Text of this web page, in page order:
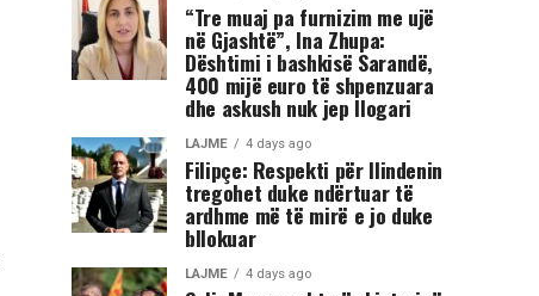
“Tre muaj pa furnizim me ujë
në Gjashtë”, Ina Zhupa:
Dështimi i bashkisë Sarandë,
400 mijë euro të shpenzuara
dhe askush nuk jep llogari
LAJME 4 days ago
Filipçe: Respekti për Ilindenin
tregohet duke ndërtuar të
ardhme më të mirë e jo duke
bllokuar
LAJME 4 days ago